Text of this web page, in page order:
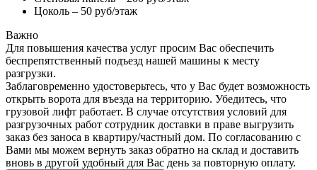
Цоколь – 50 руб/этаж
Важно
Для повышения качества услуг просим Вас обеспечить
беспрепятственный подъезд нашей машины к месту
разгрузки.
Заблаговременно удостоверьтесь, что у Вас будет возможность
открыть ворота для въезда на территорию. Убедитесь, что
грузовой лифт работает. В случае отсутствия условий для
разгрузочных работ сотрудник доставки в праве выгрузить
заказ без заноса в квартиру/частный дом. По согласованию с
Вами мы можем вернуть заказ обратно на склад и доставить
вновь в другой удобный для Вас день за повторную оплату.